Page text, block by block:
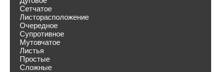
Сетчатое
Листорасположение
Очередное
Супротивное
Мутовчатое
Листья
Простые
Сложные